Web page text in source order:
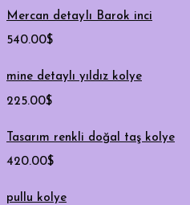
Mercan detayIı Barok inci
540.00$
mine detaylı yıldız kolye
225.00$
Tasarım renkli doğal taş kolye
420.00$
pullu kolye